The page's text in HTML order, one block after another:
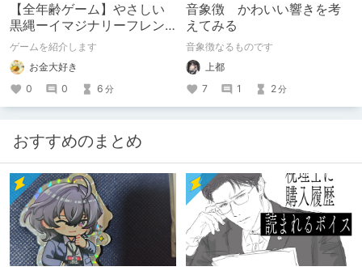
【全年齢ゲーム】やさしい
黒縄ーイマジナリーフレン
ドの「彼」と過ごすおぼん
やすみー
ゲームを紹介します
お金大好き
0
0 6 分
音象徴 かわいい響きを考
えてみる
音象徴なるものです
上都
7
1 2分
おすすめのまとめ